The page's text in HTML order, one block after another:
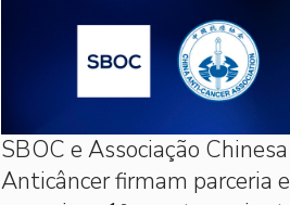
SBOC e Associação Chinesa
Anticâncer firmam parceria e